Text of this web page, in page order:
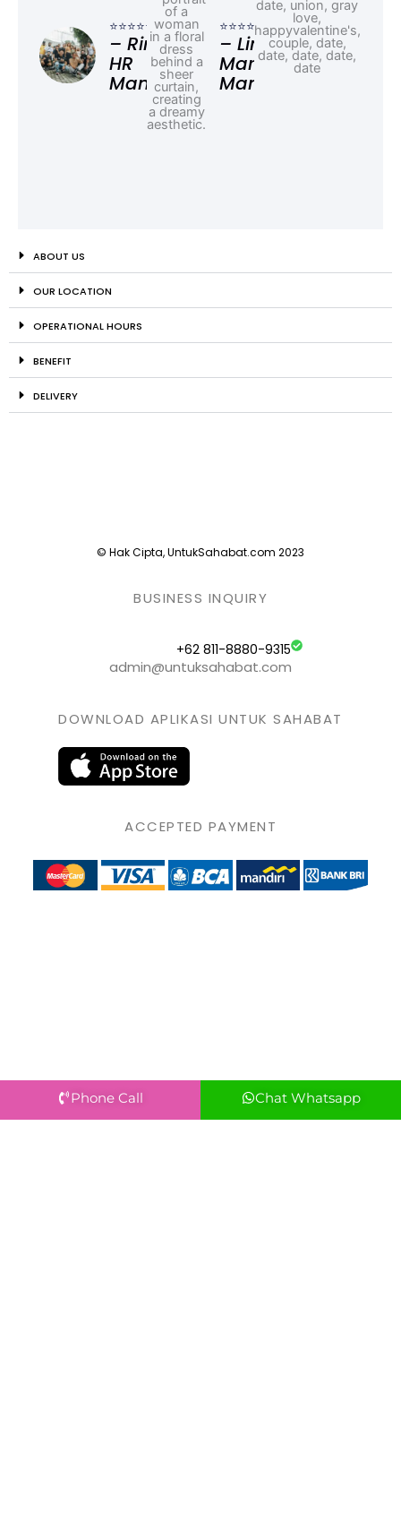
⭐⭐⭐⭐⭐
– Rina,
HR
Manager
⭐⭐⭐⭐⭐
– Linda,
Marketing
Manager
ABOUT US
OUR LOCATION
OPERATIONAL HOURS
BENEFIT
DELIVERY
© Hak Cipta, UntukSahabat.com 2023
BUSINESS INQUIRY
+62 811-8880-9315
admin@untuksahabat.com
DOWNLOAD APLIKASI UNTUK SAHABAT
ACCEPTED PAYMENT
Phone Call Chat Whatsapp